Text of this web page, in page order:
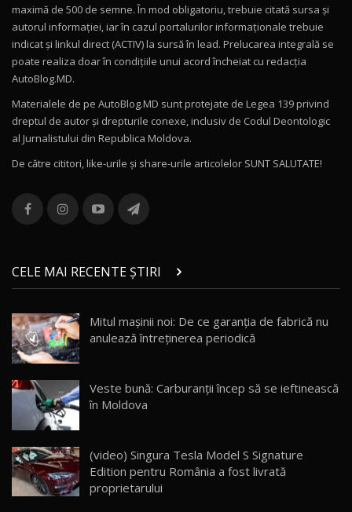
maximă de 500 de semne. În mod obligatoriu, trebuie citată sursa și
autorul informației, iar în cazul portalurilor informaționale trebuie
indicat și linkul direct (ACTIV) la sursă în lead. Prelucarea integrală se
poate realiza doar în condițiile unui acord încheiat cu redacţia
AutoBlog.MD.
Materialele de pe AutoBlog.MD sunt protejate de Legea 139 privind
dreptul de autor și drepturile conexe, inclusiv de Codul Deontologic
al Jurnalistului din Republica Moldova.
De către cititori, like-urile şi share-urile articolelor SUNT SALUTATE!
CELE MAI RECENTE ȘTIRI
Mitul mașinii noi: De ce garanția de fabrică nu
anulează întreținerea periodică
Veste bună: Carburanții încep să se ieftinească
în Moldova
(video) Singura Tesla Model S Signature
Edition pentru România a fost livrată
proprietarului